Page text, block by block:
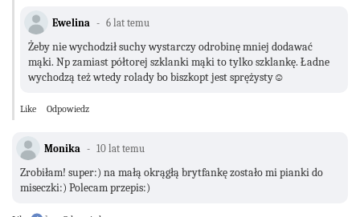
Ewelina 6 lat temu
Żeby nie wychodził suchy wystarczy odrobinę mniej dodawać
mąki. Np zamiast półtorej szklanki mąki to tylko szklankę. Ładne
wychodzą też wtedy rolady bo biszkopt jest sprężysty☺
Like Odpowiedz
Monika 10 lat temu
Zrobiłam! super:) na małą okrągłą brytfankę zostało mi pianki do
miseczki:) Polecam przepis:)